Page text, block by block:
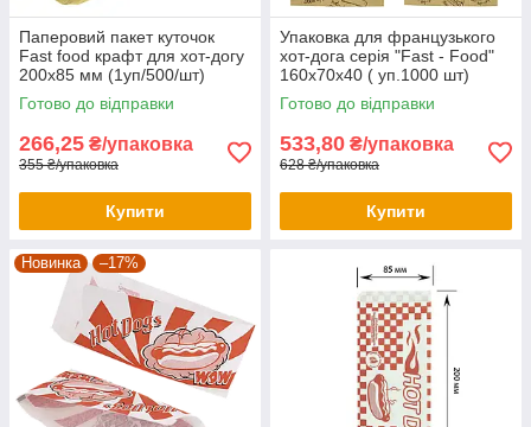
Паперовий пакет куточок
Fast food крафт для хот-догу
200х85 мм (1уп/500/шт)
Готово до відправки
266,25 ₴/упаковка
355 ₴/упаковка
Купити
Упаковка для французького
хот-дога серія "Fast - Food"
160х70х40 ( уп.1000 шт)
Готово до відправки
533,80 ₴/упаковка
628 ₴/упаковка
Купити
Новинка –17%